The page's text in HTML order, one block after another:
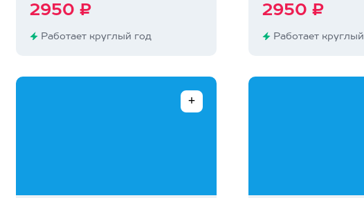
2950 ₽
Работает круглый год
2950 ₽
Работает